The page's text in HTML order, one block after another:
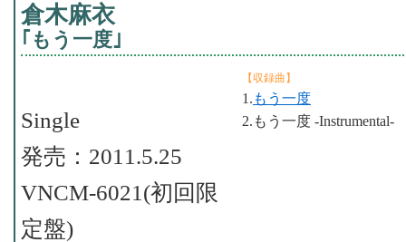
倉木麻衣
｢もう一度｣
【収録曲】
1. もう一度
2.もう一度 -Instrumental-
Single
発売：2011.5.25
VNCM-6021(初回限
定盤)